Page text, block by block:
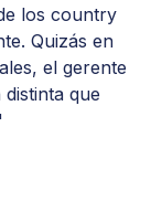
los country
Quizás en
el gerente
que